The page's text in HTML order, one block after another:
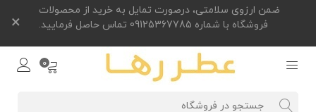
ضمن ارزوی سلامتی، درصورت تمایل به خرید از محصولات
فروشگاه با شماره 09125367785 تماس حاصل فرمایید.
×
0